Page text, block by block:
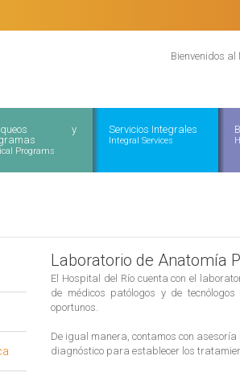
Bienvenidos
y
Programs
Servicios Integrales
Integral Services
Laboratorio de Anatomía
El Hospital del Río cuenta con el
de médicos patólogos y de
oportunos.
De igual manera, contamos con
diagnóstico para establecer los